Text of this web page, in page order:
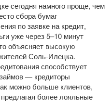
сегодня намного проще, чем
сбора бумаг
по заявке на кредит,
уже через 5–10 минут
объясняет высокую
Соль-Илецка.
способствует
— кредиторы
можно больше клиентов,
более лояльные